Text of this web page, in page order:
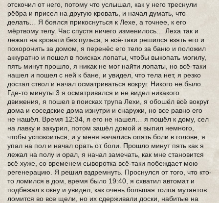
отскочил от него, потому что услышал, как у него треснули
рёбра и присел на другую кровать, и начал думать, что
делать… Я боялся прикоснуться к Лехе, а точнее, к его
мёртвому телу. Час спустя ничего изменилось… Леха так и
лежал на кровати без пульса, я всё-таки решился взять его и
похоронить за домом, я перенёс его тело за баню и положил
аккуратно и пошел в поисках лопаты, чтобы выкопать могилу,
пять минут прошло, я никак не мог найти лопаты, но всё-таки
нашел и пошел с ней к бане, и увидел, что тела нет, я резко
достал ствол и начал осматриваться вокруг. Никого не было.
Где-то минуты 3 я осматривался и не видел никакого
движения, я пошел в поисках трупа Лехи, я обошёл всё вокруг
дома и соседские дома изнутри и снаружи, но все равно его
не нашёл. Время 12:34, я его не нашел… я пошёл к дому, сел
на лавку и закурил, потом зашёл домой и выпил немного,
чтобы успокоиться, и у меня начались опять боли в голове, я
упал на пол и начал орать от боли. Прошло минут пять как я
лежал на полу и орал, я начал замечать, как мне становится
всё хуже, со временем сыворотка всё-таки побеждает мою
регенерацию. Я решил вздремнуть. Проснулся от того, что кто-
то ломился в дом, время было 19:40, я схватил автомат и
подбежал к окну и увидел, как очень большая толпа мутантов
ломится во все щели, но их сдерживали доски, набитые на